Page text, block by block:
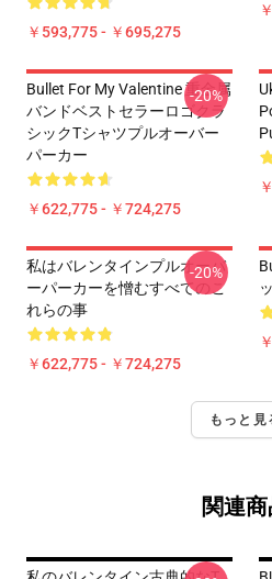
￥593,775 - ￥695,275
Bullet For My Valentine 重金属
バンドベストセラーロゴクラ
シックTシャツプルオーバー
パーカー
￥622,775 - ￥724,275
-20%
私はバレンタインプルオーバ
ーパーカーを憎むすべてのこ
れらの事
￥622,775 - ￥724,275
-20%
もっと見
関連